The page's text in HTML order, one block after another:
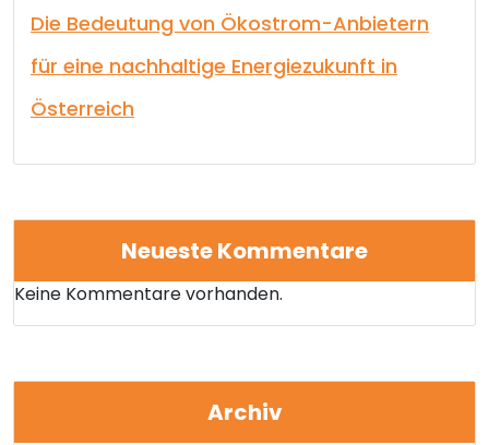
Die Bedeutung von Ökostrom-Anbietern
für eine nachhaltige Energiezukunft in
Österreich
Neueste Kommentare
Keine Kommentare vorhanden.
Archiv